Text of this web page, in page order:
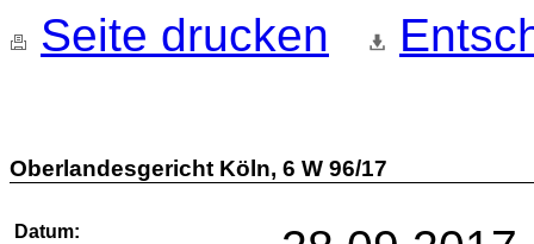
Seite drucken
Oberlandesgericht Köln, 6 W 96/17
Datum: